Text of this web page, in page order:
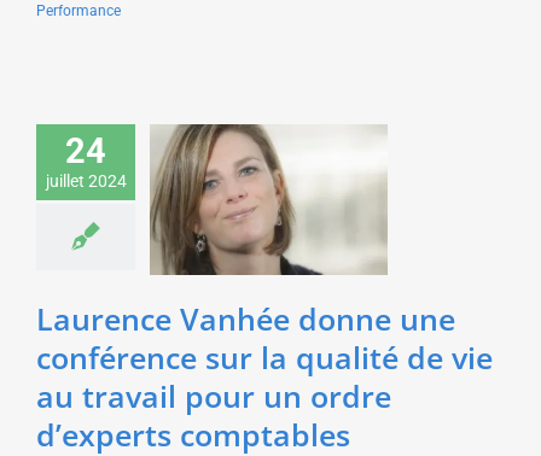
Performance
24
juillet 2024
Laurence Vanhée
donne une conférence
sur la qualité de vie au
travail pour un ordre
d’experts comptables
Economie & Management
Laurence Vanhée donne une
conférence sur la qualité de vie
au travail pour un ordre
d’experts comptables